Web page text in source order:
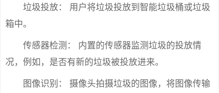
垃圾投放： 用户将垃圾投放到智能垃圾桶或垃圾
箱中。
传感器检测： 内置的传感器监测垃圾的投放情
况，例如，是否有新的垃圾被投放进来。
图像识别： 摄像头拍摄垃圾的图像，将图像传输